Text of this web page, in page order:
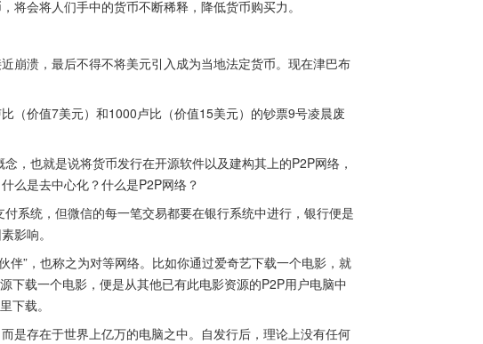
将会将人们手中的货币不断稀释，降低货币购买力。
崩溃，最后不得不将美元引入成为当地法定货币。现在津巴布
（价值7美元）和1000卢比（价值15美元）的钞票9号凌晨废
，也就是说将货币发行在开源软件以及建构其上的P2P网络，
么是去中心化？什么是P2P网络？
系统，但微信的每一笔交易都要在银行系统中进行，银行便是
影响。
”，也称之为对等网络。比如你通过爱奇艺下载一个电影，就
下载一个电影，便是从其他已有此电影资源的P2P用户电脑中
下载。
是存在于世界上亿万的电脑之中。自发行后，理论上没有任何